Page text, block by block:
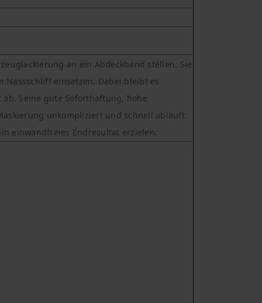
an ein Abdeckband stellen. Sie
Nassschliff einsetzen. Dabei bleibt es
Seine gute Soforthaftung, hohe
unkompliziert und schnell abläuft.
einwandfreies Endresultat erzielen.